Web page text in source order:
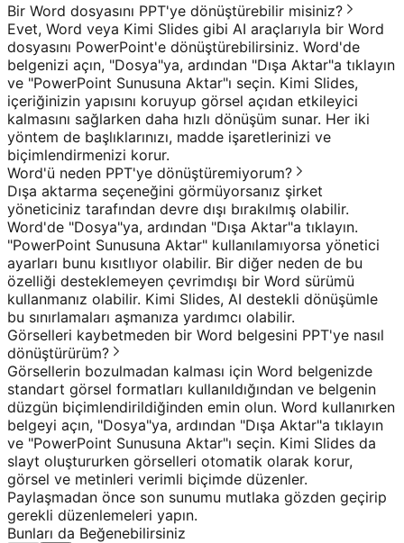
Bir Word dosyasını PPT'ye dönüştürebilir misiniz?
Evet, Word veya Kimi Slides gibi AI araçlarıyla bir Word
dosyasını PowerPoint'e dönüştürebilirsiniz. Word'de
belgenizi açın, "Dosya"ya, ardından "Dışa Aktar"a tıklayın
ve "PowerPoint Sunusuna Aktar"ı seçin. Kimi Slides,
içeriğinizin yapısını koruyup görsel açıdan etkileyici
kalmasını sağlarken daha hızlı dönüşüm sunar. Her iki
yöntem de başlıklarınızı, madde işaretlerinizi ve
biçimlendirmenizi korur.
Word'ü neden PPT'ye dönüştüremiyorum?
Dışa aktarma seçeneğini görmüyorsanız şirket
yöneticiniz tarafından devre dışı bırakılmış olabilir.
Word'de "Dosya"ya, ardından "Dışa Aktar"a tıklayın.
"PowerPoint Sunusuna Aktar" kullanılamıyorsa yönetici
ayarları bunu kısıtlıyor olabilir. Bir diğer neden de bu
özelliği desteklemeyen çevrimdışı bir Word sürümü
kullanmanız olabilir. Kimi Slides, AI destekli dönüşümle
bu sınırlamaları aşmanıza yardımcı olabilir.
Görselleri kaybetmeden bir Word belgesini PPT'ye nasıl
dönüştürürüm?
Görsellerin bozulmadan kalması için Word belgenizde
standart görsel formatları kullanıldığından ve belgenin
düzgün biçimlendirildiğinden emin olun. Word kullanırken
belgeyi açın, "Dosya"ya, ardından "Dışa Aktar"a tıklayın
ve "PowerPoint Sunusuna Aktar"ı seçin. Kimi Slides da
slayt oluştururken görselleri otomatik olarak korur,
görsel ve metinleri verimli biçimde düzenler.
Paylaşmadan önce son sunumu mutlaka gözden geçirip
gerekli düzenlemeleri yapın.
Bunları da Beğenebilirsiniz